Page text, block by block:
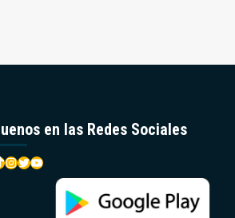
en las Redes Sociales
Instagram
Twitter
YouTube